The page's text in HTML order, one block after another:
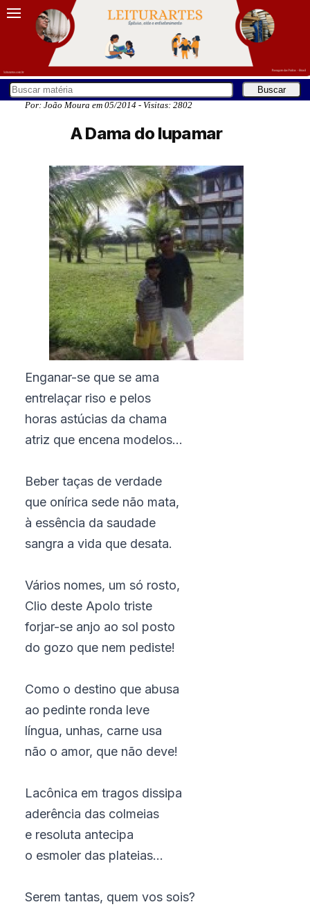
Por: João Moura em 05/2014 - Visitas: 2802
A Dama do lupamar
Enganar-se que se ama
entrelaçar riso e pelos
horas astúcias da chama
atriz que encena modelos...
Beber taças de verdade
que onírica sede não mata,
à essência da saudade
sangra a vida que desata.
Vários nomes, um só rosto,
Clio deste Apolo triste
forjar-se anjo ao sol posto
do gozo que nem pediste!
Como o destino que abusa
ao pedinte ronda leve
língua, unhas, carne usa
não o amor, que não deve!
Lacônica em tragos dissipa
aderência das colmeias
e resoluta antecipa
o esmoler das plateias...
Serem tantas, quem vos sois?